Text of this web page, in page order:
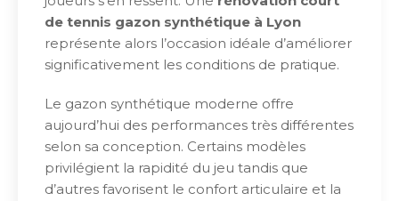
de tennis gazon synthétique à Lyon
représente alors l’occasion idéale d’améliorer
significativement les conditions de pratique.
Le gazon synthétique moderne offre
aujourd’hui des performances très différentes
selon sa conception. Certains modèles
privilégient la rapidité du jeu tandis que
d’autres favorisent le confort articulaire et la